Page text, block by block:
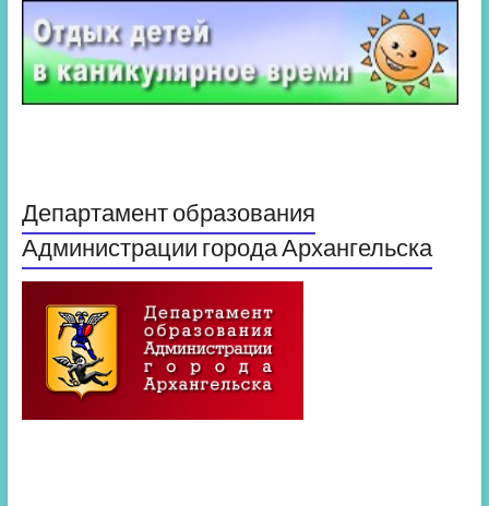
Департамент образования
Администрации города Архангельска